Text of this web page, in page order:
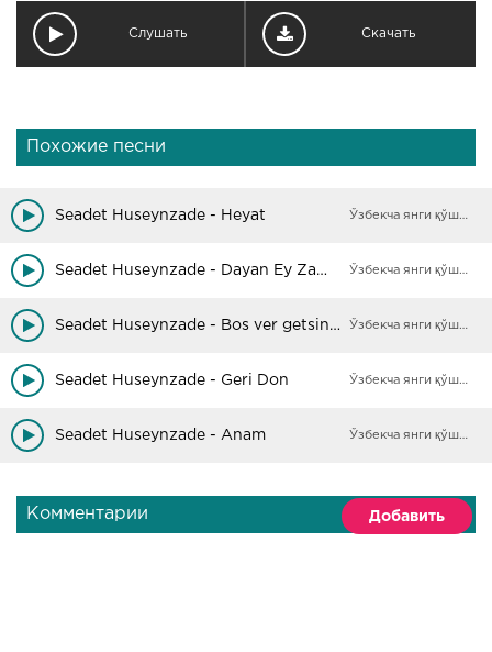
Слушать Скачать
Похожие песни
Seadet Huseynzade - Heyat Ўзбекча янги қўшиқлар
Seadet Huseynzade - Dayan Ey Zaman Ўзбекча янги қўшиқлар
Seadet Huseynzade - Bos ver getsin (tik tok) Ўзбекча янги қўшиқлар
Seadet Huseynzade - Geri Don Ўзбекча янги қўшиқлар
Seadet Huseynzade - Anam Ўзбекча янги қўшиқлар
Комментарии Добавить